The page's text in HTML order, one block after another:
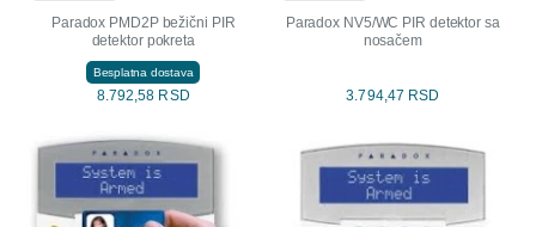
Paradox PMD2P bežični PIR
detektor pokreta
Besplatna dostava
8.792,58 RSD
Paradox NV5/WC PIR detektor sa
nosačem
3.794,47 RSD